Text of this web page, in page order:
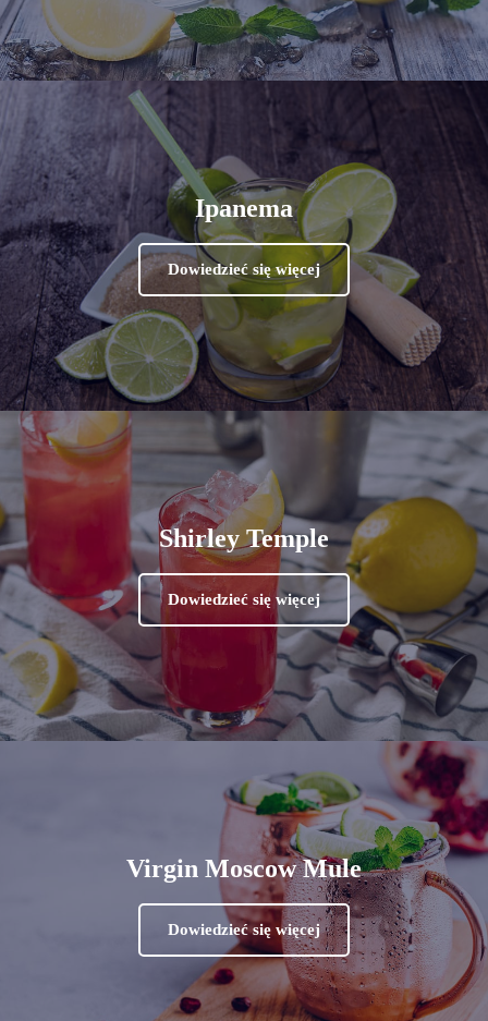
Ipanema
Dowiedzieć się więcej
Shirley Temple
Dowiedzieć się więcej
Virgin Moscow Mule
Dowiedzieć się więcej